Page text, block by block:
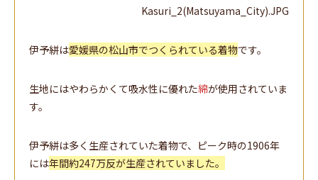
Kasuri_2(Matsuyama_City).JPG
伊予絣は愛媛県の松山市でつくられている着物です。
生地にはやわらかくて吸水性に優れた綿が使用されていま
す。
伊予絣は多く生産されていた着物で、ピーク時の1906年
には年間約247万反が生産されていました。